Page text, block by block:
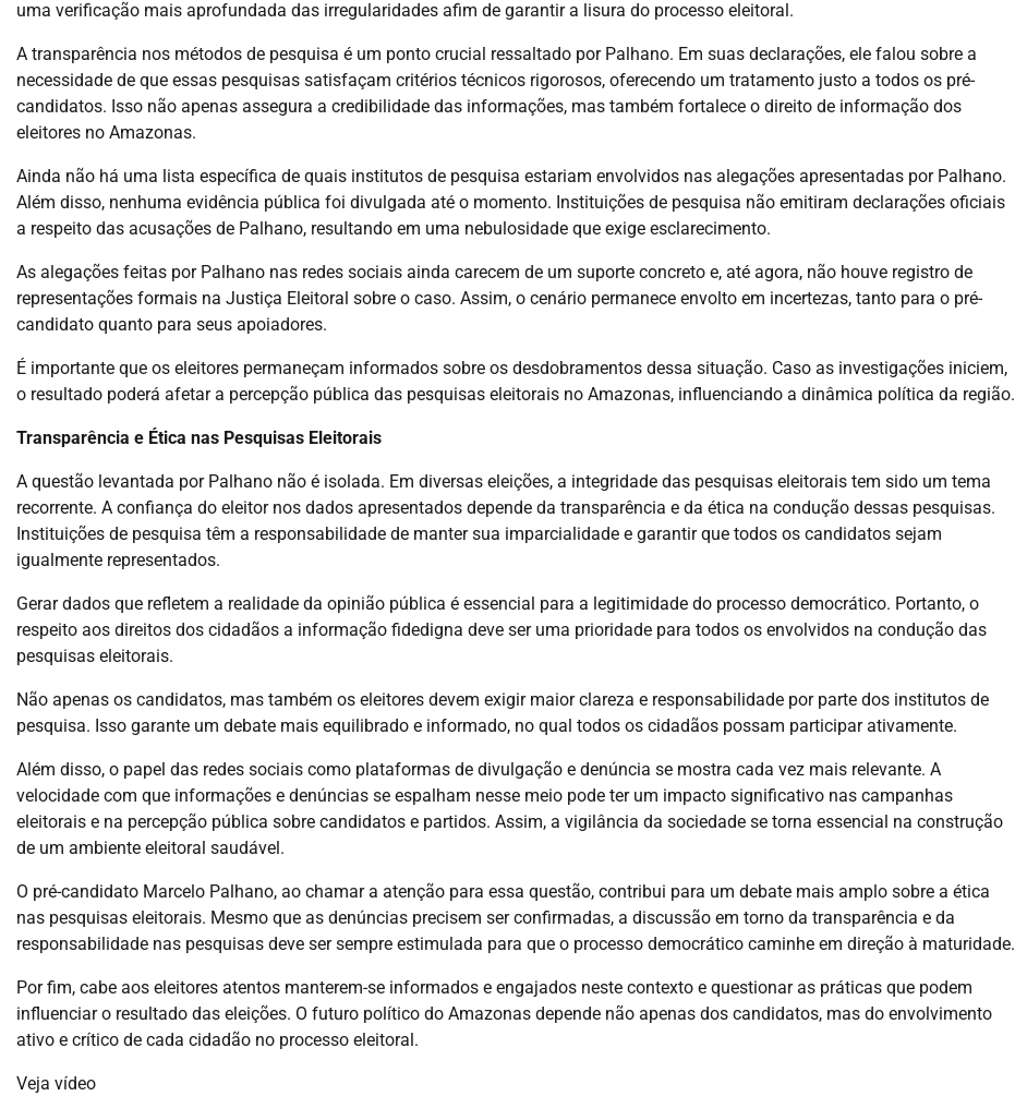
uma verificação mais aprofundada das irregularidades afim de garantir a lisura do processo eleitoral.
A transparência nos métodos de pesquisa é um ponto crucial ressaltado por Palhano. Em suas declarações, ele falou sobre a
necessidade de que essas pesquisas satisfaçam critérios técnicos rigorosos, oferecendo um tratamento justo a todos os pré-
candidatos. Isso não apenas assegura a credibilidade das informações, mas também fortalece o direito de informação dos
eleitores no Amazonas.
Ainda não há uma lista específica de quais institutos de pesquisa estariam envolvidos nas alegações apresentadas por Palhano.
Além disso, nenhuma evidência pública foi divulgada até o momento. Instituições de pesquisa não emitiram declarações oficiais
a respeito das acusações de Palhano, resultando em uma nebulosidade que exige esclarecimento.
As alegações feitas por Palhano nas redes sociais ainda carecem de um suporte concreto e, até agora, não houve registro de
representações formais na Justiça Eleitoral sobre o caso. Assim, o cenário permanece envolto em incertezas, tanto para o pré-
candidato quanto para seus apoiadores.
É importante que os eleitores permaneçam informados sobre os desdobramentos dessa situação. Caso as investigações iniciem,
o resultado poderá afetar a percepção pública das pesquisas eleitorais no Amazonas, influenciando a dinâmica política da região.
Transparência e Ética nas Pesquisas Eleitorais
A questão levantada por Palhano não é isolada. Em diversas eleições, a integridade das pesquisas eleitorais tem sido um tema
recorrente. A confiança do eleitor nos dados apresentados depende da transparência e da ética na condução dessas pesquisas.
Instituições de pesquisa têm a responsabilidade de manter sua imparcialidade e garantir que todos os candidatos sejam
igualmente representados.
Gerar dados que refletem a realidade da opinião pública é essencial para a legitimidade do processo democrático. Portanto, o
respeito aos direitos dos cidadãos a informação fidedigna deve ser uma prioridade para todos os envolvidos na condução das
pesquisas eleitorais.
Não apenas os candidatos, mas também os eleitores devem exigir maior clareza e responsabilidade por parte dos institutos de
pesquisa. Isso garante um debate mais equilibrado e informado, no qual todos os cidadãos possam participar ativamente.
Além disso, o papel das redes sociais como plataformas de divulgação e denúncia se mostra cada vez mais relevante. A
velocidade com que informações e denúncias se espalham nesse meio pode ter um impacto significativo nas campanhas
eleitorais e na percepção pública sobre candidatos e partidos. Assim, a vigilância da sociedade se torna essencial na construção
de um ambiente eleitoral saudável.
O pré-candidato Marcelo Palhano, ao chamar a atenção para essa questão, contribui para um debate mais amplo sobre a ética
nas pesquisas eleitorais. Mesmo que as denúncias precisem ser confirmadas, a discussão em torno da transparência e da
responsabilidade nas pesquisas deve ser sempre estimulada para que o processo democrático caminhe em direção à maturidade.
Por fim, cabe aos eleitores atentos manterem-se informados e engajados neste contexto e questionar as práticas que podem
influenciar o resultado das eleições. O futuro político do Amazonas depende não apenas dos candidatos, mas do envolvimento
ativo e crítico de cada cidadão no processo eleitoral.
Veja vídeo